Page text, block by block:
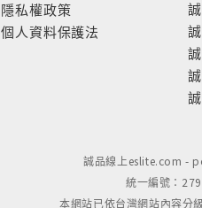
隱私權政策
個人資料保護法
誠品線上eslite.com -
統一編號：
本網站已依台灣網站內容